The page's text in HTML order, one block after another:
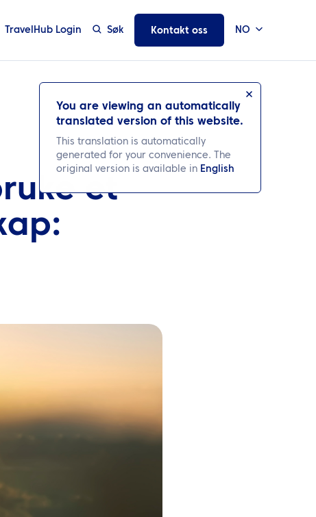
TravelHub Login Søk Kontakt oss NO
You are viewing an automatically
translated version of this website.
This translation is automatically
generated for your convenience. The
original version is available in English
et